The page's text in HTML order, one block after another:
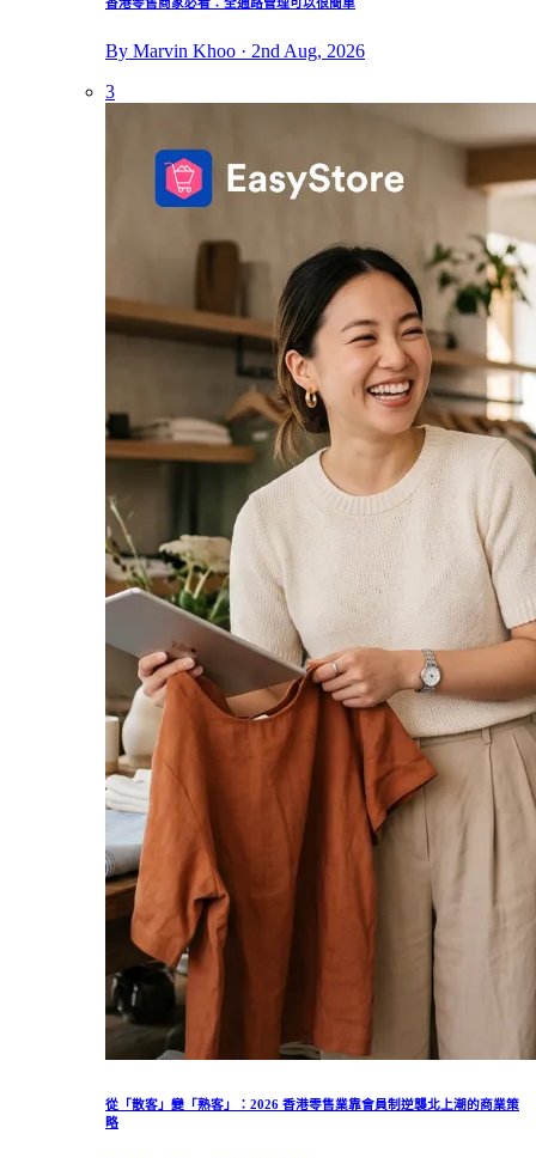
By Marvin Khoo · 2nd Aug, 2026
3
從「散客」變「熟客」：2026 香港零售業靠會員制逆襲北上潮的商業策
略